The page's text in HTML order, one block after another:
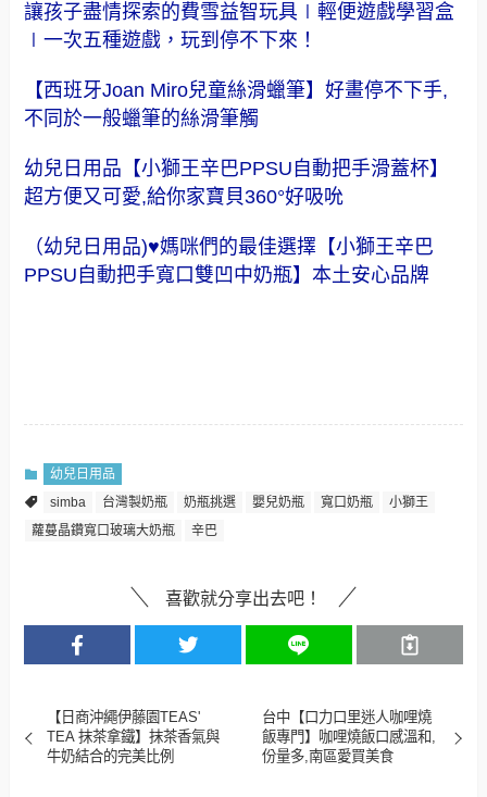
讓孩子盡情探索的費雪益智玩具∣輕便遊戲學習盒
∣一次五種遊戲，玩到停不下來！
【西班牙Joan Miro兒童絲滑蠟筆】好畫停不下手,
不同於一般蠟筆的絲滑筆觸
幼兒日用品【小獅王辛巴PPSU自動把手滑蓋杯】
超方便又可愛,給你家寶貝360°好吸吮
（幼兒日用品)♥媽咪們的最佳選擇【小獅王辛巴
PPSU自動把手寬口雙凹中奶瓶】本土安心品牌
幼兒日用品
simba
台灣製奶瓶 奶瓶挑選 嬰兒奶瓶 寬口奶瓶
小獅王
蘿蔓晶鑽寬口玻璃大奶瓶
辛巴
喜歡就分享出去吧！
【日商沖繩伊藤園TEAS'
TEA 抹茶拿鐵】抹茶香氣與
牛奶結合的完美比例
台中【口力口里迷人咖哩燒
飯專門】咖哩燒飯口感溫和,
份量多,南區愛買美食